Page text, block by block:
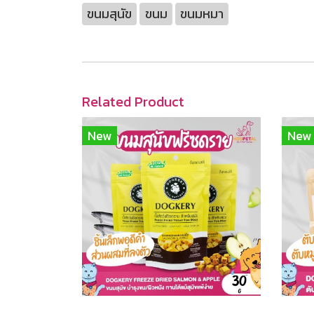
ขนมสุนัข ขนม ขนมหมา
Related Product
New New